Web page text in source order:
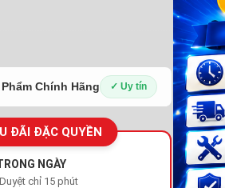
Chính Hãng ✓ Uy tín
ĐÃI ĐẶC QUYỀN
NGÀY
chỉ 15 phút